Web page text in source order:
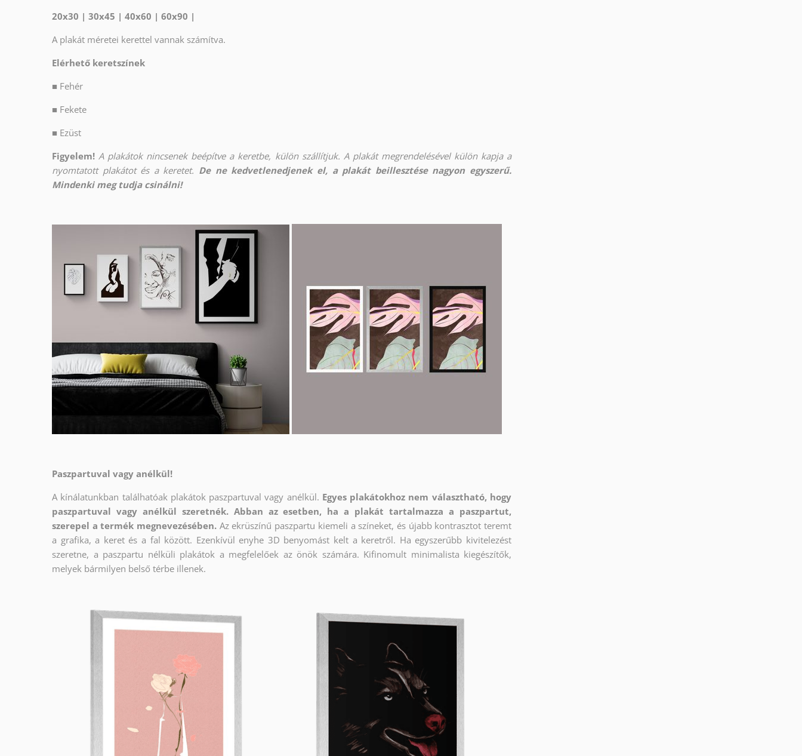
20x30 | 30x45 | 40x60 | 60x90 |
A plakát méretei kerettel vannak számítva.
Elérhető keretszínek
■ Fehér
■ Fekete
■ Ezüst
Figyelem! A plakátok nincsenek beépítve a keretbe, külön szállítjuk. A plakát megrendelésével külön kapja a
nyomtatott plakátot és a keretet. De ne kedvetlenedjenek el, a plakát beillesztése nagyon egyszerű.
Mindenki meg tudja csinálni!
Paszpartuval vagy anélkül!
A kínálatunkban találhatóak plakátok paszpartuval vagy anélkül. Egyes plakátokhoz nem választható, hogy
paszpartuval vagy anélkül szeretnék. Abban az esetben, ha a plakát tartalmazza a paszpartut,
szerepel a termék megnevezésében. Az ekrüszínű paszpartu kiemeli a színeket, és újabb kontrasztot teremt
a grafika, a keret és a fal között. Ezenkívül enyhe 3D benyomást kelt a keretről. Ha egyszerűbb kivitelezést
szeretne, a paszpartu nélküli plakátok a megfelelőek az önök számára. Kifinomult minimalista kiegészítők,
melyek bármilyen belső térbe illenek.